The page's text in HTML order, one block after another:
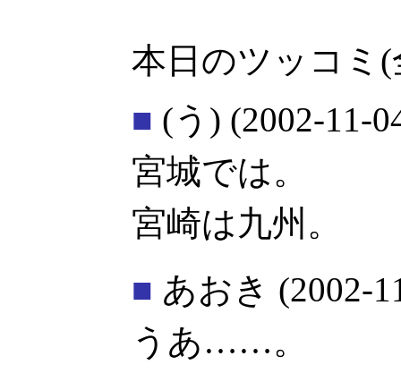
本日のツッコミ(
■ (う) (2002-11-
宮城では。
宮崎は九州。
■ あおき (2002-
うあ……。